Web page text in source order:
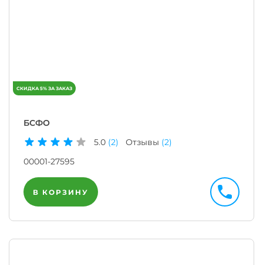
БСФО
5.0 (2) Отзывы (2)
00001-27595
В КОРЗИНУ